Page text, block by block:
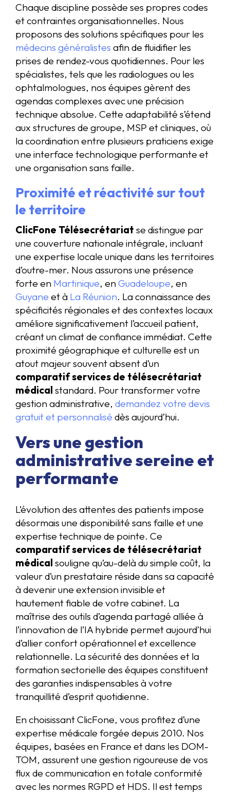
Chaque discipline possède ses propres codes
et contraintes organisationnelles. Nous
proposons des solutions spécifiques pour les
médecins généralistes afin de fluidifier les
prises de rendez-vous quotidiennes. Pour les
spécialistes, tels que les radiologues ou les
ophtalmologues, nos équipes gèrent des
agendas complexes avec une précision
technique absolue. Cette adaptabilité s’étend
aux structures de groupe, MSP et cliniques, où
la coordination entre plusieurs praticiens exige
une interface technologique performante et
une organisation sans faille.
Proximité et réactivité sur tout
le territoire
ClicFone Télésecrétariat se distingue par
une couverture nationale intégrale, incluant
une expertise locale unique dans les territoires
d’outre-mer. Nous assurons une présence
forte en Martinique, enGuadeloupe, en
Guyane et à La Réunion. La connaissance des
spécificités régionales et des contextes locaux
améliore significativement l’accueil patient,
créant un climat de confiance immédiat. Cette
proximité géographique et culturelle est un
atout majeur souvent absent d’un
comparatif services de télésecrétariat
médical standard. Pour transformer votre
gestion administrative, demandez votre devis
gratuit et personnalisé dès aujourd’hui.
Vers une gestion
administrative sereine et
performante
L’évolution des attentes des patients impose
désormais une disponibilité sans faille et une
expertise technique de pointe. Ce
comparatif services de télésecrétariat
médical souligne qu’au-delà du simple coût, la
valeur d’un prestataire réside dans sa capacité
à devenir une extension invisible et
hautement fiable de votre cabinet. La
maîtrise des outils d’agenda partagé alliée à
l’innovation de l’IA hybride permet aujourd’hui
d’allier confort opérationnel et excellence
relationnelle. La sécurité des données et la
formation sectorielle des équipes constituent
des garanties indispensables à votre
tranquillité d’esprit quotidienne.
En choisissant ClicFone, vous profitez d’une
expertise médicale forgée depuis 2010. Nos
équipes, basées en France et dans les DOM-
TOM, assurent une gestion rigoureuse de vos
flux de communication en totale conformité
avec les normes RGPD et HDS. Il est temps